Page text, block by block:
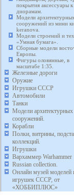
покрытия аксессуары к
диорамам.
Модели архитектурных
сооружений из мини
keranova.
Модели строений и
«Умная бумага».
Сборные модели
Европы.
Фигуры оловянные, в
масштабе 1:35.
Железные дороги
Оружие
Игрушки СССР
Автомобили
Танки
Модели архитектурных
сооружений.
Корабли
Полки, витрины,
коллекций.
Игрушки
Вархаммер Warhammer
Russian collection.
Онлайн музей моделей
игрушек СССР, от
«ХОББИПЛЮС»